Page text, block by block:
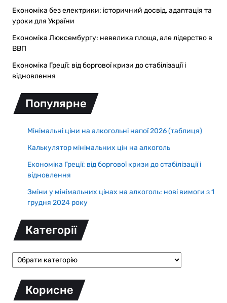
Економіка без електрики: історичний досвід, адаптація та
уроки для України
Економіка Люксембургу: невелика площа, але лідерство в
ВВП
Економіка Греції: від боргової кризи до стабілізації і
відновлення
Популярне
Мінімальні ціни на алкогольні напої 2026 (таблиця)
Калькулятор мінімальних цін на алкоголь
Економіка Греції: від боргової кризи до стабілізації і
відновлення
Зміни у мінімальних цінах на алкоголь: нові вимоги з 1
грудня 2024 року
Категорії
Корисне